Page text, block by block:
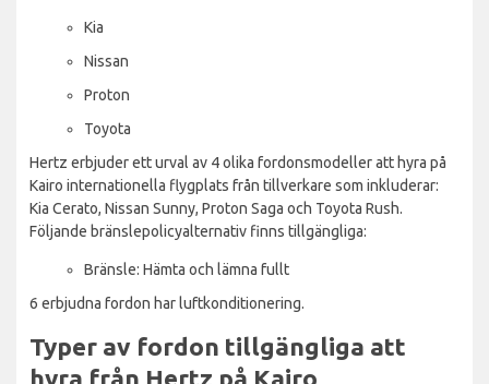
Kia
Nissan
Proton
Toyota
Hertz erbjuder ett urval av 4 olika fordonsmodeller att hyra på
Kairo internationella flygplats från tillverkare som inkluderar:
Kia Cerato, Nissan Sunny, Proton Saga och Toyota Rush.
Följande bränslepolicyalternativ finns tillgängliga:
Bränsle: Hämta och lämna fullt
6 erbjudna fordon har luftkonditionering.
Typer av fordon tillgängliga att
hyra från Hertz på Kairo